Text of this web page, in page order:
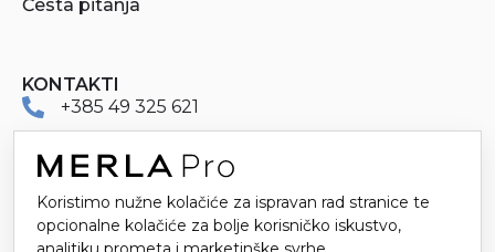
Česta pitanja
KONTAKTI
+385 49 325 621
merlapro@merla.hr
Dr. Stanka Pinjuha 16
49214 Veliko Trgovišće
Koristimo nužne kolačiće za ispravan rad stranice te
opcionalne kolačiće za bolje korisničko iskustvo,